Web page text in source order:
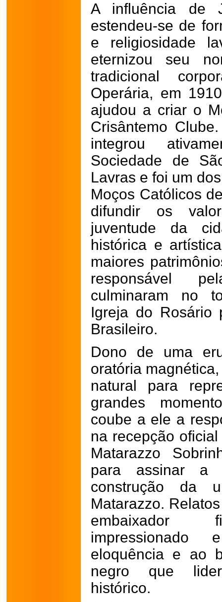
A influência de
estendeu-se de
e religiosidade
eternizou seu
tradicional
Operária, em
ajudou a criar o
Crisântemo
integrou
Sociedade de
Lavras e foi um
Moços Católicos
difundir os
juventude da
histórica e
maiores
responsável
culminaram no
Igreja do Rosário
Brasileiro.
Dono de uma
oratória
natural para
grandes
coube a ele a
na recepção
Matarazzo
para assinar a
construção da
Matarazzo.
embaixador
eloquência e ao
negro que
histórico.